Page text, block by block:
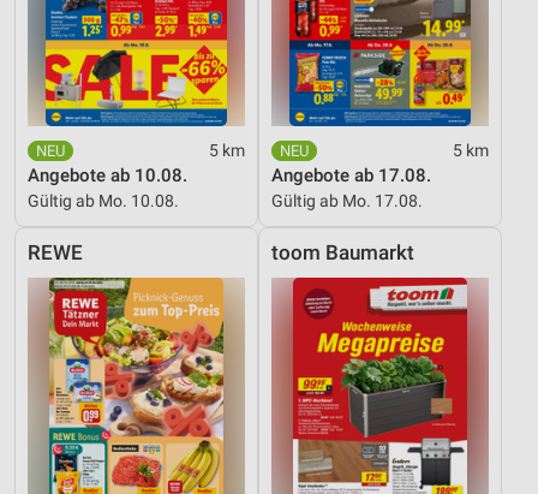
5 km
Angebote ab 10.08.
Gültig ab Mo. 10.08.
5 km
Angebote ab 17.08.
Gültig ab Mo. 17.08.
REWE toom Baumarkt